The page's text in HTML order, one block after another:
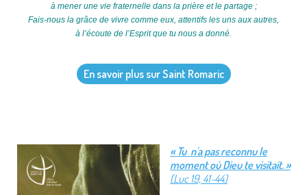
à mener une vie fraternelle dans la prière et le partage ;
Fais-nous la grâce de vivre comme eux, attentifs les uns aux autres,
à l’écoute de l’Esprit que tu nous a donné.
En savoir plus sur Saint Romaric
« Tu n'a pas reconnu le
moment où Dieu te visitait. »
(Luc 19, 41-44)